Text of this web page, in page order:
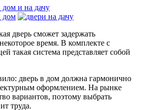
дверь сможет задержать
время. В комплекте с
такая система представляет собой
дверь в дом должна гармонично
оформлением. На рынке
вариантов, поэтому выбрать
труда.